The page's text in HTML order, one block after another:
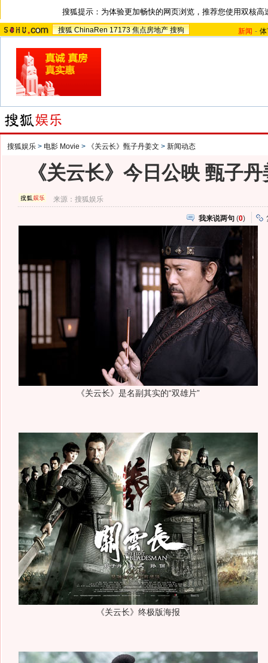
搜狐提示：为体验更加畅快的网页浏览，推荐您使用双核高
搜狐 ChinaRen 17173 焦点房地产 搜狗 新闻 -
搜狐娱乐 > 电影 Movie > 《关云长》甄子丹姜文 > 新闻动态
《关云长》今日公映 甄子
来源：搜狐娱乐
我来说两句 (0)
《关云长》是名副其实的“双雄片”
《关云长》终极版海报